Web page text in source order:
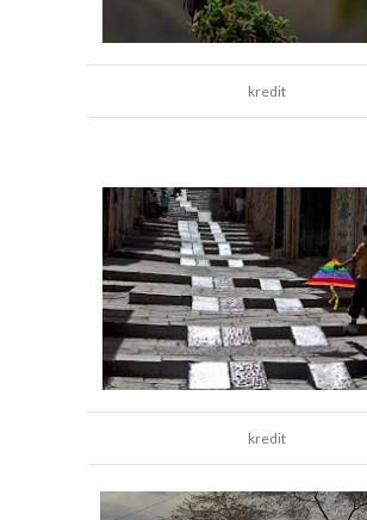
kredit
kredit